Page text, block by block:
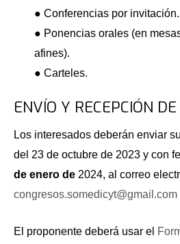
● Conferencias por invitación.
● Ponencias orales (en
afines).
● Carteles.
ENVÍO Y RECEPCIÓN
Los interesados deberán enviar
del 23 de octubre de 2023 y con
de enero de 2024, al correo
congresos.somedicyt@gmail.com
El proponente deberá usar el